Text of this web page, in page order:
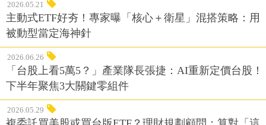
2026.05.21
主動式ETF好夯！專家曝「核心＋衛星」混搭策略：用
被動型當定海神針
2026.06.26
「台股上看5萬5？」產業隊長張捷：AI重新定價台股！
下半年聚焦3大關鍵零組件
2026.05.29